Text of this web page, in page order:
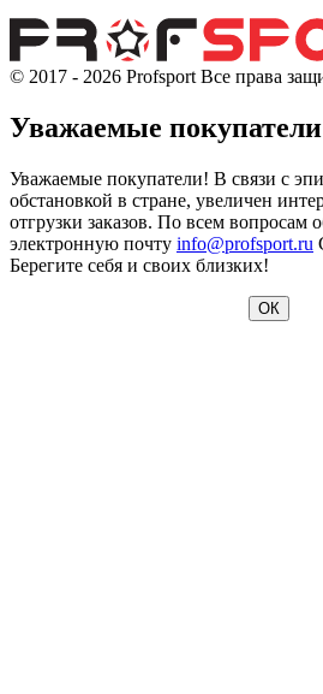
© 2017 - 2026 Profsport Все права
Уважаемые
Уважаемые покупатели! В связи с
обстановкой в стране, увеличен
отгрузки заказов. По всем вопросам
электронную почту info@profsport.ru
Берегите себя и своих близких!
ОК